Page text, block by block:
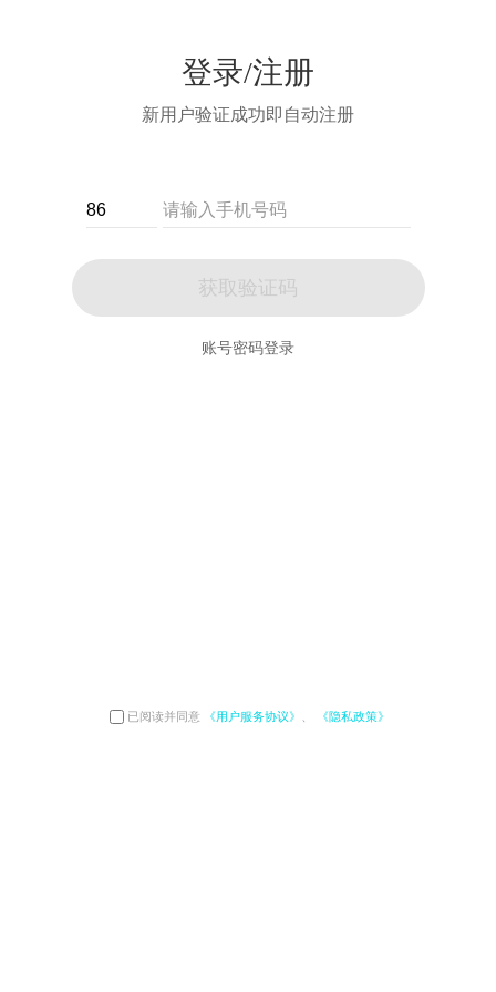
登录/注册
新用户验证成功即自动注册
获取验证码
账号密码登录
已阅读并同意 《用户服务协议》 《隐私政策》